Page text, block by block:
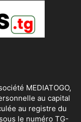
MEDIATOGO,
au capital
au registre du
le numéro TG-